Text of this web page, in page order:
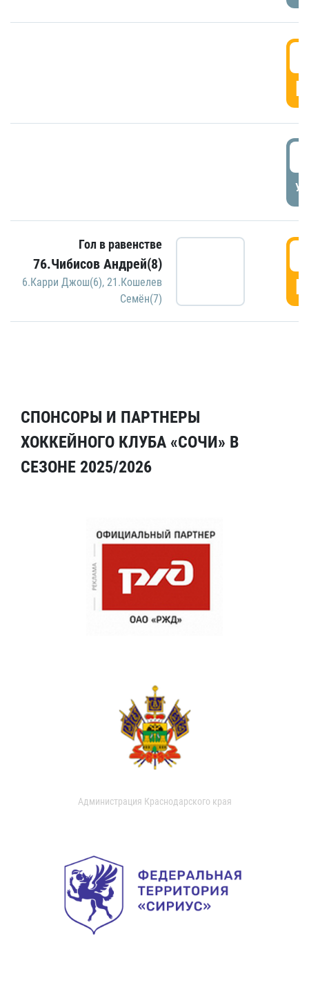
Гол в равенстве
76.Чибисов Андрей(8)
6.Карри Джош(6), 21.Кошелев
Семён(7)
СПОНСОРЫ И ПАРТНЕРЫ
ХОККЕЙНОГО КЛУБА «СОЧИ» В
СЕЗОНЕ 2025/2026
Администрация Краснодарского края